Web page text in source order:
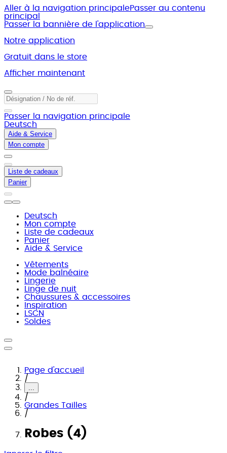
Aller à la navigation principalePasser au contenu
principal
Passer la bannière de l'application
Notre application
Gratuit dans le store
Afficher maintenant
Passer la navigation principale
Deutsch
Aide & Service
Mon compte
Liste de cadeaux
Panier
Deutsch
Mon compte
Liste de cadeaux
Panier
Aide & Service
Vêtements
Mode balnéaire
Lingerie
Linge de nuit
Chaussures & accessoires
Inspiration
LSCN
Soldes
Page d'accueil
/
...
/
Grandes Tailles
/
Robes (4)